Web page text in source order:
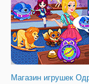
Магазин игрушек